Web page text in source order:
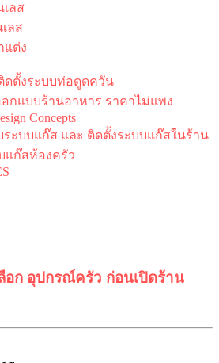
ลส
ลส
แต่ง
ดตั้งระบบท่อดูดควัน
กแบบร้านอาหาร ราคาไม่แพง
Concepts
ะบบแก๊ส และ ติดตั้งระบบแก๊สในร้าน
แก๊สห้องครัว
อก อุปกรณ์ครัว ก่อนเปิดร้าน